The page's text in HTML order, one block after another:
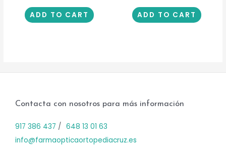
ADD TO CART ADD TO CART
Contacta con nosotros para más información
917 386 437 / 648 13 01 63
info@farmaopticaortopediacruz.es